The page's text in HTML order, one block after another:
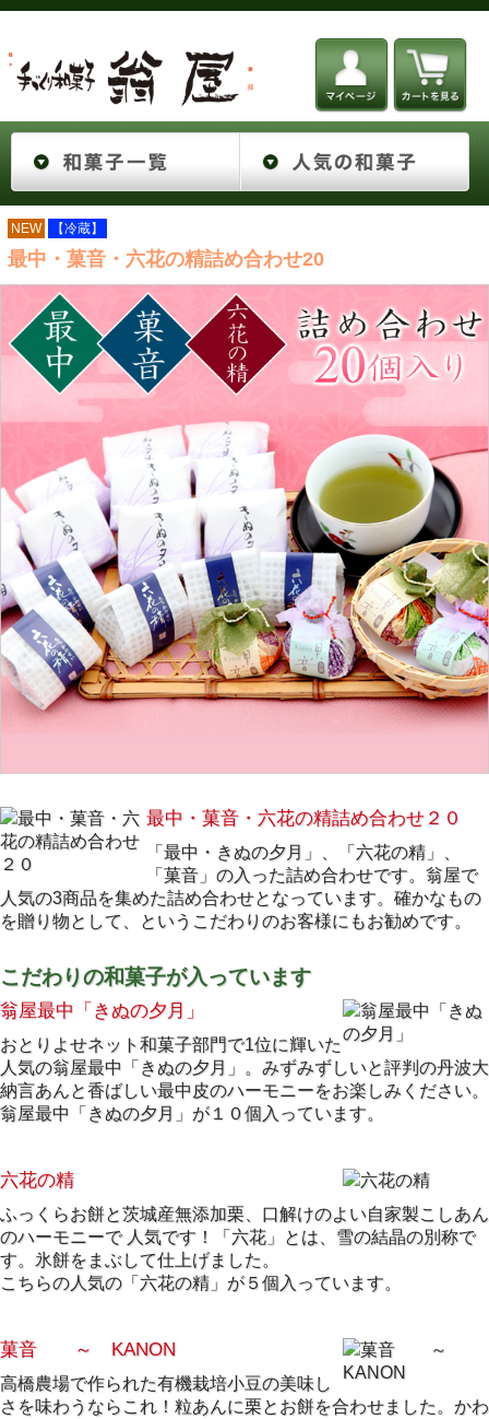
NEW 【冷蔵】
最中・菓音・六花の精詰め合わせ20
最中・菓音・六花の精詰め合わせ２０
「最中・きぬの夕月」、「六花の精」、
「菓音」の入った詰め合わせです。翁屋で
人気の3商品を集めた詰め合わせとなっています。確かなもの
を贈り物として、というこだわりのお客様にもお勧めです。
こだわりの和菓子が入っています
翁屋最中「きぬの夕月」
おとりよせネット和菓子部門で1位に輝いた
人気の翁屋最中「きぬの夕月」。みずみずしいと評判の丹波大
納言あんと香ばしい最中皮のハーモニーをお楽しみください。
翁屋最中「きぬの夕月」が１０個入っています。
六花の精
ふっくらお餅と茨城産無添加栗、口解けのよい自家製こしあん
のハーモニーで 人気です！「六花」とは、雪の結晶の別称で
す。氷餅をまぶして仕上げました。
こちらの人気の「六花の精」が５個入っています。
菓音 ～ KANON
高橋農場で作られた有機栽培小豆の美味し
さを味わうならこれ！粒あんに栗とお餅を合わせました。かわ